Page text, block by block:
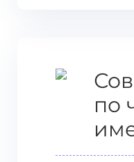
по